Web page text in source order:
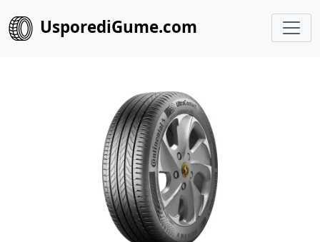
UsporediGume.com